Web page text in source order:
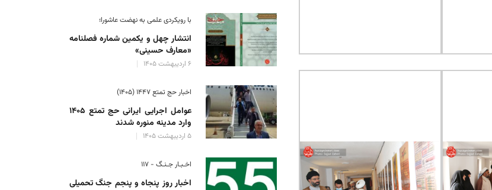
با رویکردی علمی به نهضت عاشورا؛
انتشار چهل و یکمین شماره فصلنامه
«معارف حسینی»
۶ اردیبهشت ۱۴۰۵
اخبار حج تمتع ۱۴۴۷ (۱۴۰۵)
عوامل اجرایی ایرانی حج تمتع ۱۴۰۵
وارد مدینه منوره ‌شدند
۵ اردیبهشت ۱۴۰۵
اخـبـار جـنـگ - ۱۱۷
اخبار روز پنجاه و پنجم جنگ تحمیلی